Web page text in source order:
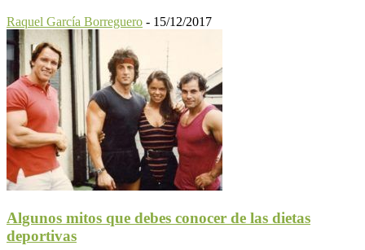
Raquel García Borreguero - 15/12/2017
Algunos mitos que debes conocer de las dietas
deportivas